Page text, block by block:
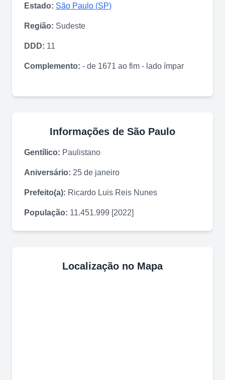
Estado: São Paulo (SP)
Região: Sudeste
DDD: 11
Complemento: - de 1671 ao fim - lado ímpar
Informações de São Paulo
Gentílico: Paulistano
Aniversário: 25 de janeiro
Prefeito(a): Ricardo Luis Reis Nunes
População: 11.451.999 [2022]
Localização no Mapa